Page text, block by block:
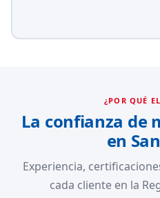
¿POR QUÉ
La confianza de
en
Experiencia,
cada cliente en la